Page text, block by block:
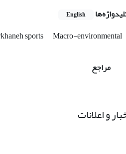
English
sports
Macro-environmental
مراجع
و اعلانات